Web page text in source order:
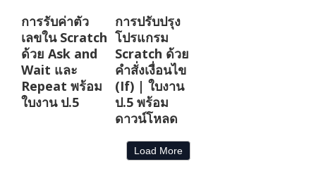
การรับค่าตัว
เลขใน Scratch
ด้วย Ask and
Wait และ
Repeat พร้อม
ใบงาน ป.5
การปรับปรุง
โปรแกรม
Scratch ด้วย
คำสั่งเงื่อนไข
(If) | ใบงาน
ป.5 พร้อม
ดาวน์โหลด
Load More